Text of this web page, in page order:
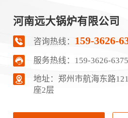
河南远大锅炉有限公司
咨询热线： 159-3626-
服务热线： 159-3626-
地址：郑‮市州‬航‬海东路1210号‮太亚‬时代广场A
座2层